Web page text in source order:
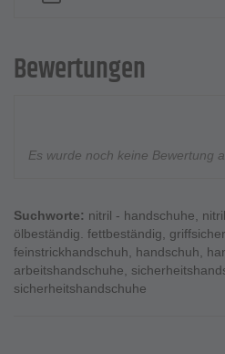
Bewertungen
Es wurde noch keine Bewertung
Suchworte: nitril - handschuhe, nitril
ölbeständig. fettbeständig, griffsicher
feinstrickhandschuh, handschuh,
arbeitshandschuhe,
sicherheitshandschuhe